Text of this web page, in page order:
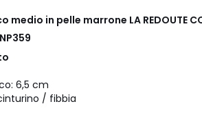
in pelle marrone LA REDOUTE
6,5 cm
/ fibbia